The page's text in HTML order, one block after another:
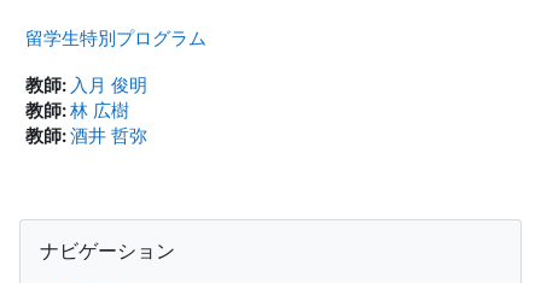
留学生特別プログラム
教師: 入月 俊明
教師:林 広樹
教師:酒井 哲弥
ブロック
ナビゲーション